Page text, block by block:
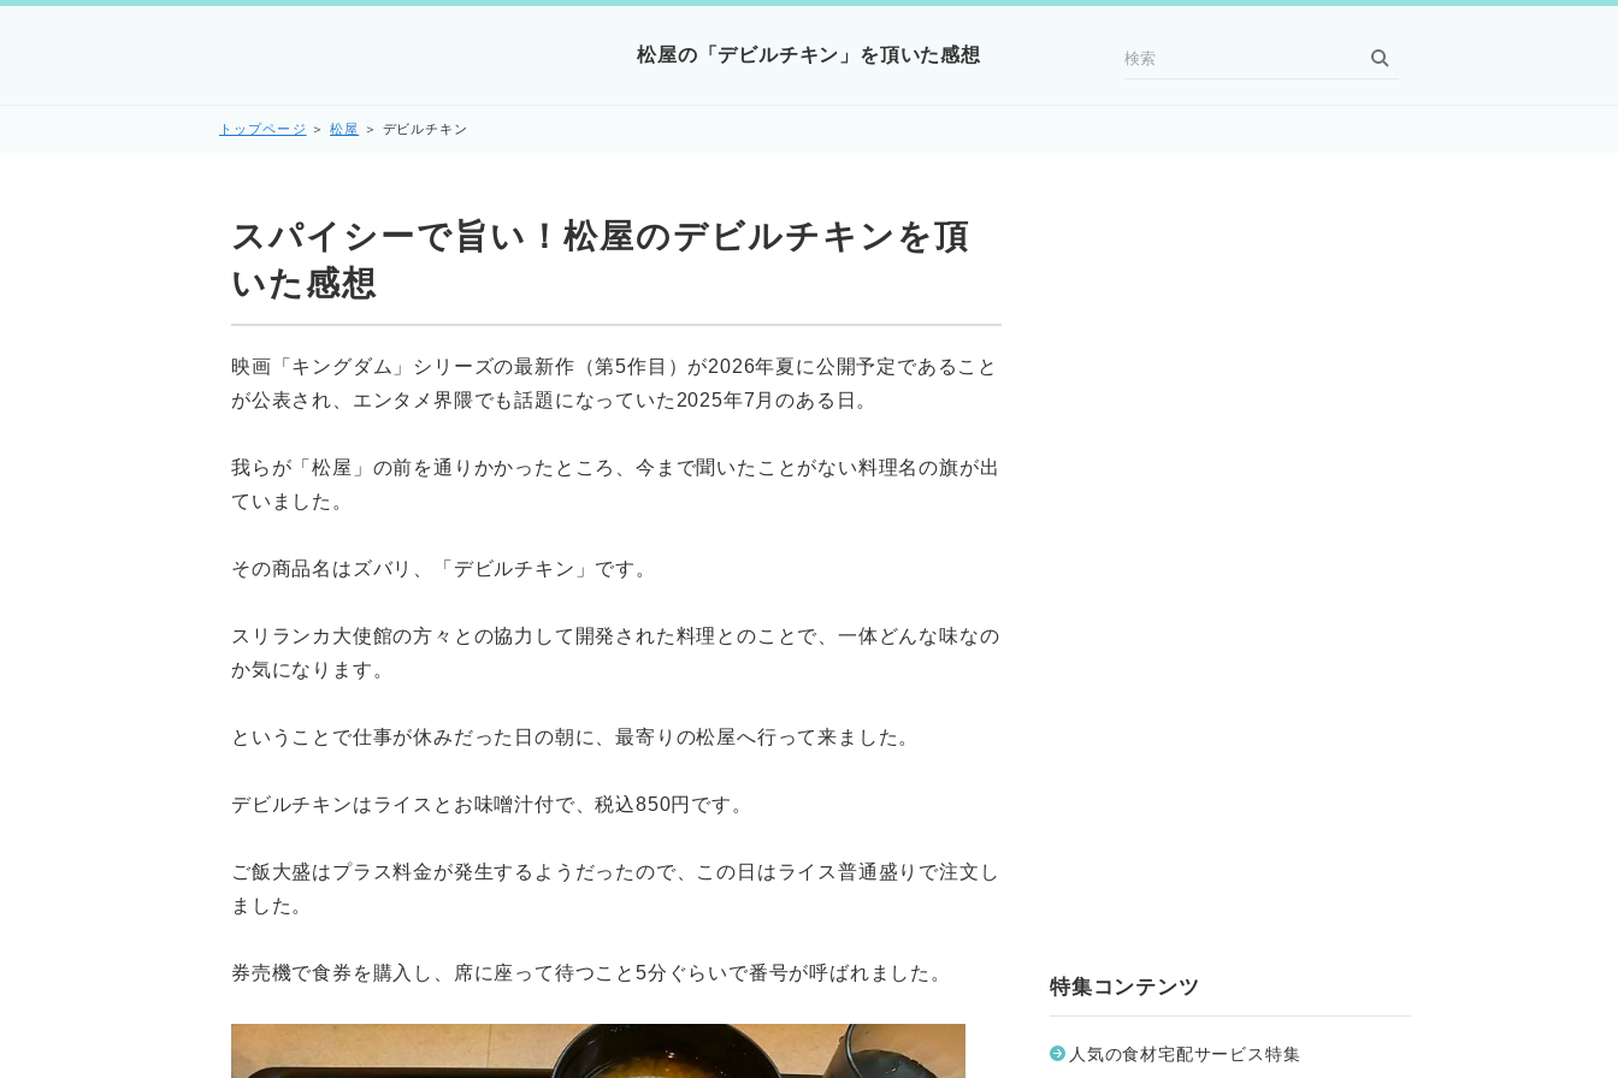
松屋の「デビルチキン」を頂いた感想
トップページ ＞松屋 ＞ デビルチキン
スパイシーで旨い！松屋のデビルチキンを頂
いた感想
映画「キングダム」シリーズの最新作（第5作目）が2026年夏に公開予定であること
が公表され、エンタメ界隈でも話題になっていた2025年7月のある日。
我らが「松屋」の前を通りかかったところ、今まで聞いたことがない料理名の旗が出
ていました。
その商品名はズバリ、「デビルチキン」です。
スリランカ大使館の方々との協力して開発された料理とのことで、一体どんな味なの
か気になります。
ということで仕事が休みだった日の朝に、最寄りの松屋へ行って来ました。
デビルチキンはライスとお味噌汁付で、税込850円です。
ご飯大盛はプラス料金が発生するようだったので、この日はライス普通盛りで注文し
ました。
券売機で食券を購入し、席に座って待つこと5分ぐらいで番号が呼ばれました。
特集コンテンツ
人気の食材宅配サービス特集